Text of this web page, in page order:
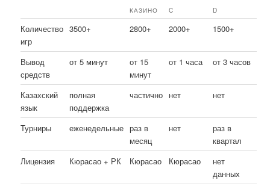
КАЗИНО
C
D
Количество
игр
3500+ 2800+ 2000+ 1500+
Вывод
средств
от 5 минут
от 15
минут
от 1 часа от 3 часов
Казахский
язык
полная
поддержка
частично нет нет
Турниры еженедельные раз в
месяц
нет
раз в
квартал
Лицензия
Кюрасао + РК Кюрасао Кюрасао
нет
данных